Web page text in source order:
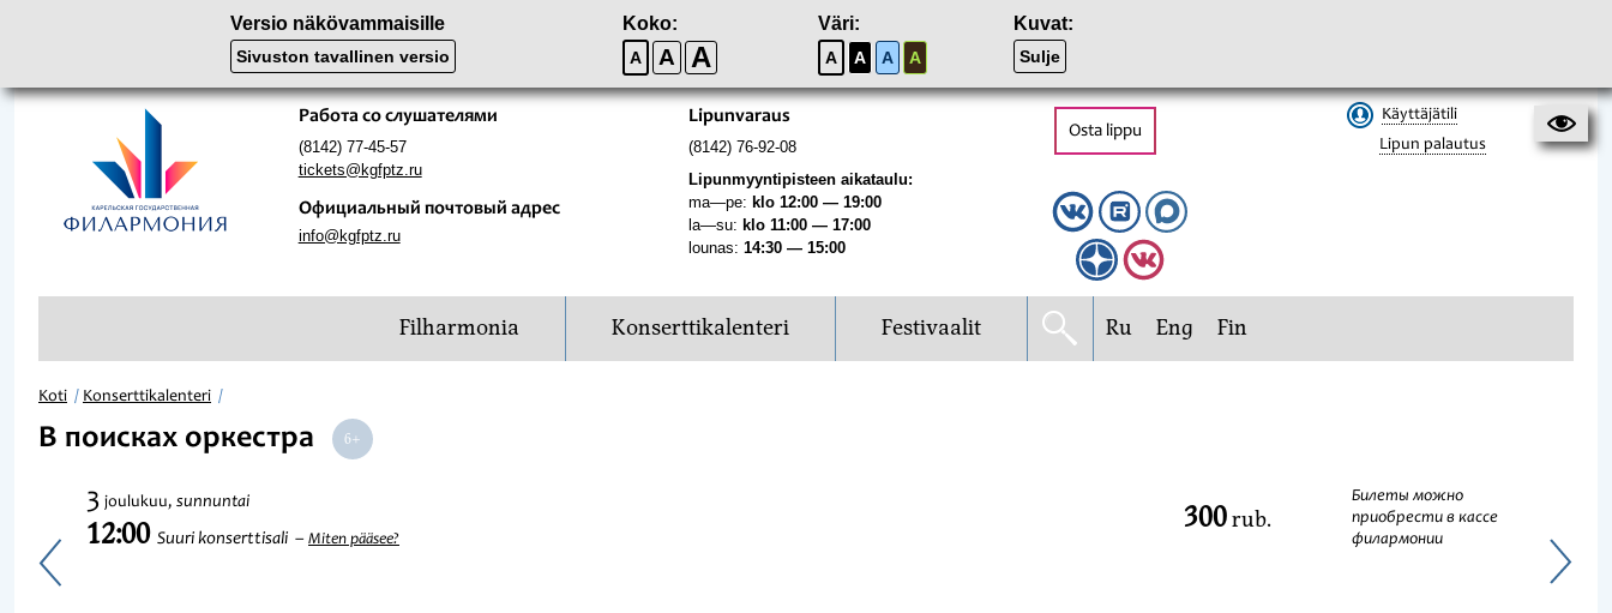
Versio näkövammaisille
Sivuston tavallinen versio
Koko:
A A A
Väri:
A A A A
Kuvat:
Sulje
Работа со слушателями
(8142) 77-45-57
tickets@kgfptz.ru
Официальный почтовый адрес
info@kgfptz.ru
Lipunvaraus
(8142) 76-92-08
Lipunmyyntipisteen aikataulu:
ma—pe: klo 12:00 — 19:00
la—su: klo 11:00 — 17:00
lounas: 14:30 — 15:00
Osta lippu
Käyttäjätili
Lipun palautus
Filharmonia Konserttikalenteri Festivaalit Ru Eng Fin
Koti Konserttikalenteri
В поисках оркестра
3 joulukuu, sunnuntai
12:00 Suuri konserttisali Miten pääsee?
300rub.
Билеты можно
приобрести в кассе
филармонии